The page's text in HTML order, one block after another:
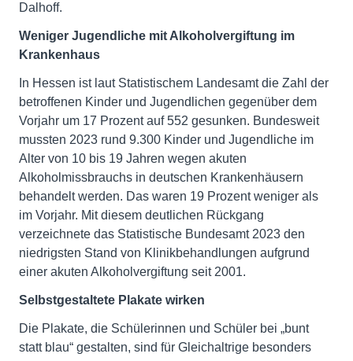
Dalhoff.
Weniger Jugendliche mit Alkoholvergiftung im
Krankenhaus
In Hessen ist laut Statistischem Landesamt die Zahl der
betroffenen Kinder und Jugendlichen gegenüber dem
Vorjahr um 17 Prozent auf 552 gesunken. Bundesweit
mussten 2023 rund 9.300 Kinder und Jugendliche im
Alter von 10 bis 19 Jahren wegen akuten
Alkoholmissbrauchs in deutschen Krankenhäusern
behandelt werden. Das waren 19 Prozent weniger als
im Vorjahr. Mit diesem deutlichen Rückgang
verzeichnete das Statistische Bundesamt 2023 den
niedrigsten Stand von Klinikbehandlungen aufgrund
einer akuten Alkoholvergiftung seit 2001.
Selbstgestaltete Plakate wirken
Die Plakate, die Schülerinnen und Schüler bei „bunt
statt blau“ gestalten, sind für Gleichaltrige besonders